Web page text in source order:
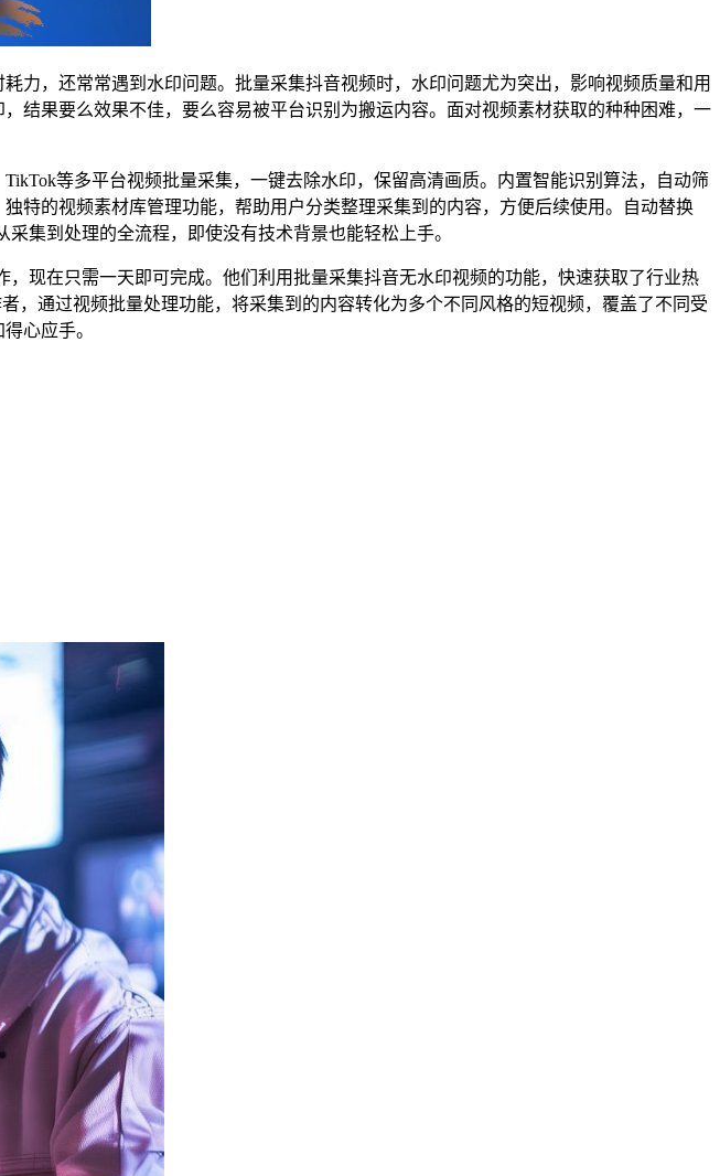
力，还常常遇到水印问题。批量采集抖音视频时，水印问题尤为突出，影响视频质量和用
结果要么效果不佳，要么容易被平台识别为搬运内容。面对视频素材获取的种种困难，一
等多平台视频批量采集，一键去除水印，保留高清画质。内置智能识别算法，自动筛
特的视频素材库管理功能，帮助用户分类整理采集到的内容，方便后续使用。自动替换
集到处理的全流程，即使没有技术背景也能轻松上手。
现在只需一天即可完成。他们利用批量采集抖音无水印视频的功能，快速获取了行业热
，通过视频批量处理功能，将采集到的内容转化为多个不同风格的短视频，覆盖了不同受
心应手。